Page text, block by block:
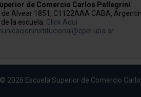
de Comercio Carlos Pellegrini
de Alvear 1851, C1122AAA CABA,
la escuela: Click Aqui
2026 Escuela Superior de Comercio